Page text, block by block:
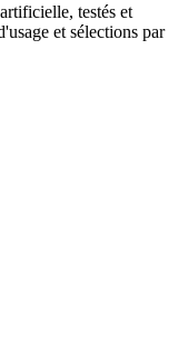
testés et
et sélections par